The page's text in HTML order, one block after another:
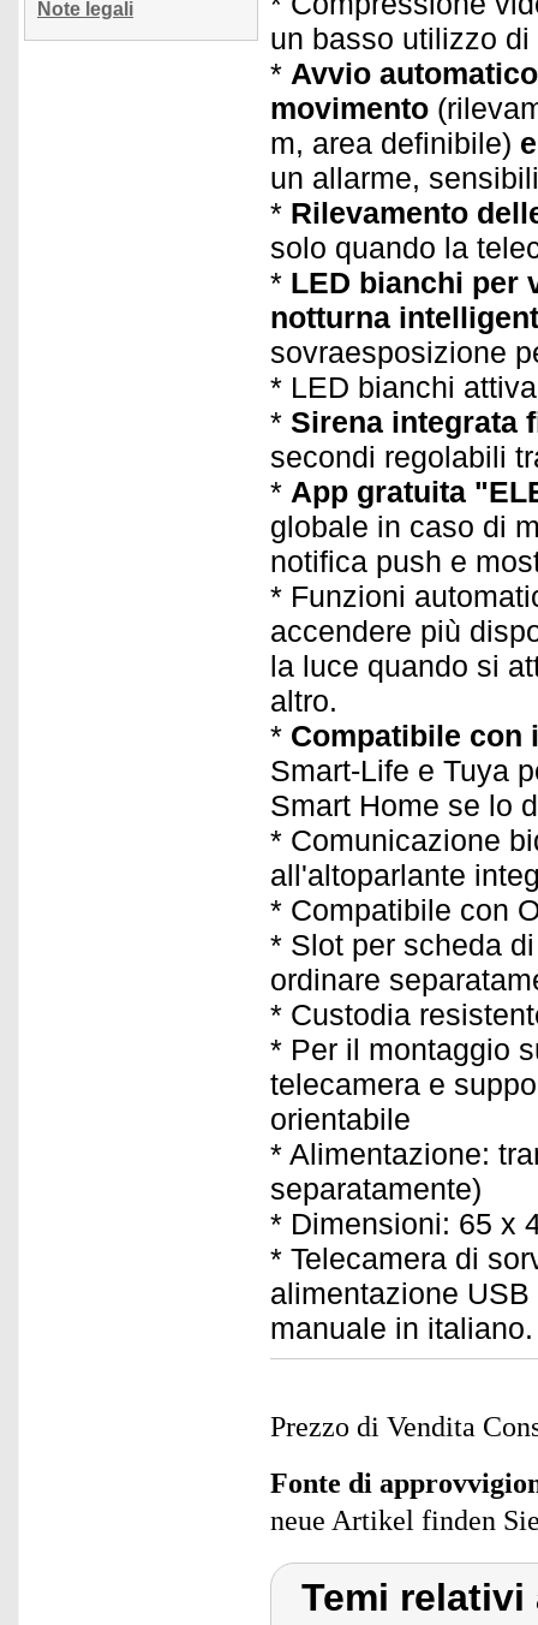
Note legali
un basso utilizzo
* Avvio
movimento
m, area definibile)
un allarme,
* Rilevamento
solo quando la
* LED bianchi per
notturna
sovraesposizione
* LED bianchi
* Sirena integrata
secondi regolabili
* App gratuita
globale in caso di
notifica push e
* Funzioni
accendere più
la luce quando si
altro.
* Compatibile con
Smart-Life e Tuya
Smart Home se lo
* Comunicazione
all'altoparlante
* Compatibile con
* Slot per scheda
ordinare
* Custodia
* Per il montaggio
telecamera e
orientabile
* Alimentazione:
separatamente)
* Dimensioni: 65 x
* Telecamera di
alimentazione
manuale in italiano.
Prezzo di Vendita
Fonte di
neue Artikel finden
Temi relativi